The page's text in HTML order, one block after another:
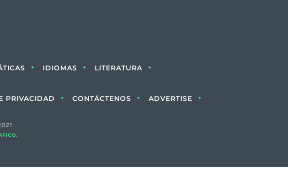
IDIOMAS
LITERATURA
PRIVACIDAD CONTÁCTENOS
ADVERTISE